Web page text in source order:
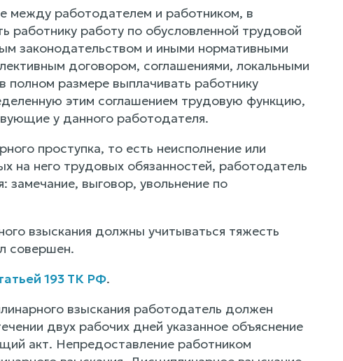
между работодателем и работником, в
работнику работу по обусловленной трудовой
законодательством и иными нормативными
договором, соглашениями, локальными
размере выплачивать работнику
этим соглашением трудовую функцию,
у данного работодателя.
проступка, то есть неисполнение или
на него трудовых обязанностей, работодатель
выговор, увольнение по
взыскания должны учитываться тяжесть
совершен.
193 ТК РФ.
взыскания работодатель должен
двух рабочих дней указанное объяснение
акт. Непредоставление работником